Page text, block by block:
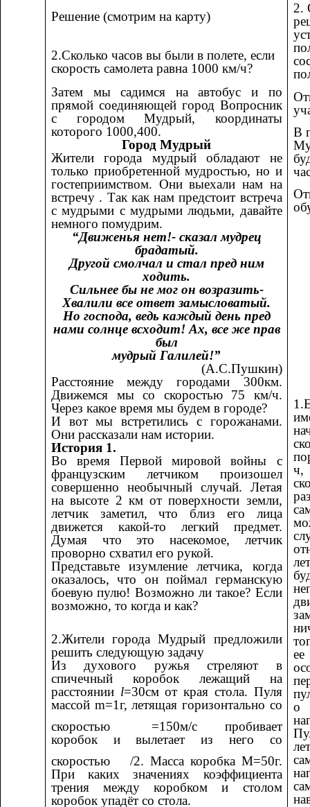
Решение (смотрим на карту)
2.Сколько часов вы были в полете, если
скорость самолета равна 1000 км/ч?
Затем мы садимся на автобус и по
прямой соединяющей город Вопросник
с городом Мудрый, координаты
которого 1000,400.
Город Мудрый
Жители города мудрый обладают не
только приобретенной мудростью, но и
гостеприимством. Они выехали нам на
встречу . Так как нам предстоит встреча
с мудрыми с мудрыми людьми, давайте
немного помудрим.
“Движенья нет!- сказал мудрец
брадатый.
Другой смолчал и стал пред ним
ходить.
Сильнее бы не мог он возразить-
Хвалили все ответ замысловатый.
Но господа, ведь каждый день пред
нами солнце всходит! Ах, все же прав
был
мудрый Галилей!”
(А.С.Пушкин)
Расстояние между городами 300км.
Движемся мы со скоростью 75 км/ч.
Через какое время мы будем в городе?
И вот мы встретились с горожанами.
Они рассказали нам истории.
История 1.
Во время Первой мировой войны с
французским летчиком произошел
совершенно необычный случай. Летая
на высоте 2 км от поверхности земли,
летчик заметил, что близ его лица
движется какой-то легкий предмет.
Думая что это насекомое, летчик
проворно схватил его рукой.
Представьте изумление летчика, когда
оказалось, что он поймал германскую
боевую пулю! Возможно ли такое? Если
возможно, то когда и как?
2.Жители города Мудрый предложили
решить следующую задачу
Из духового ружья стреляют в
спичечный коробок лежащий на
расстоянии l=30см от края стола. Пуля
массой m=1г, летящая горизонтально со
скоростью
=150м/с пробивает
коробок и вылетает из него со
скоростью
/2. Масса коробка М=50г.
При каких значениях коэффициента
трения между коробком и столом
коробок упадёт со стола.
2.
В
о